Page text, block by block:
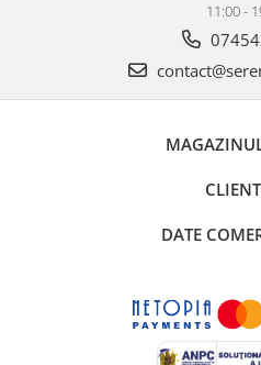
11:00 -
DATE